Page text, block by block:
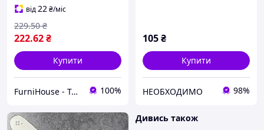
від22₴/міс
222.62₴
229.50 ₴
Купити
FurniHouse - Товари для дому та саду 100%
105₴
Купити
НЕОБХОДИМО 98%
Дивись також